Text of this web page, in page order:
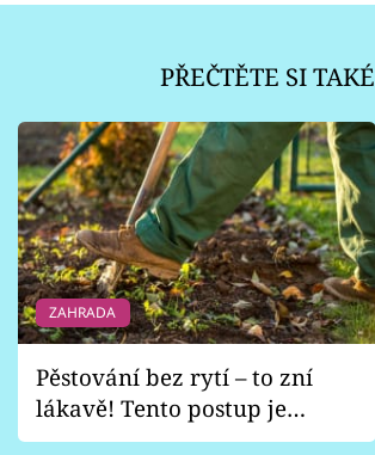
PŘEČTĚTE SI TAKÉ
ZAHRADA
Pěstování bez rytí – to zní
lákavě! Tento postup je
vhodný jen pro některé